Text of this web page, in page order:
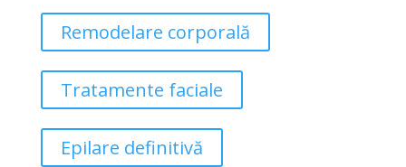
Remodelare corporală
Tratamente faciale
Epilare definitivă